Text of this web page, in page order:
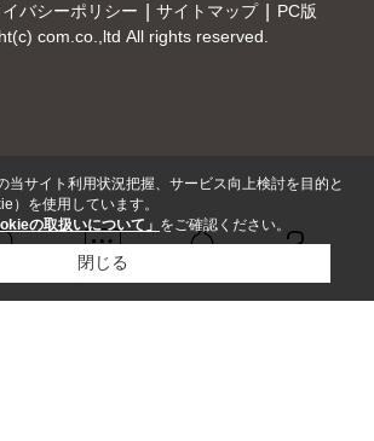
問い合せ
バシーポリシー サイトマップ
PC版
com.co.,ltd All rights reserved.
当サイト利用状況把握、サービス向上検討を目的と
）を使用しています。
の取扱いについて」 をご確認ください。
閉じる